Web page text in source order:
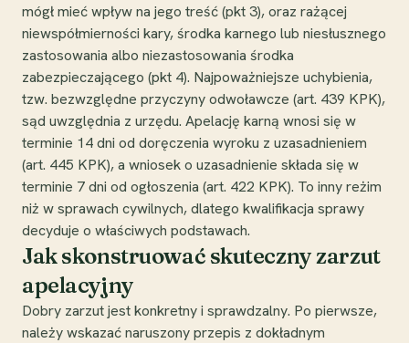
mógł mieć wpływ na jego treść (pkt 3), oraz rażącej
niewspółmierności kary, środka karnego lub niesłusznego
zastosowania albo niezastosowania środka
zabezpieczającego (pkt 4). Najpoważniejsze uchybienia,
tzw. bezwzględne przyczyny odwoławcze (art. 439 KPK),
sąd uwzględnia z urzędu. Apelację karną wnosi się w
terminie 14 dni od doręczenia wyroku z uzasadnieniem
(art. 445 KPK), a wniosek o uzasadnienie składa się w
terminie 7 dni od ogłoszenia (art. 422 KPK). To inny reżim
niż w sprawach cywilnych, dlatego kwalifikacja sprawy
decyduje o właściwych podstawach.
Jak skonstruować skuteczny zarzut
apelacyjny
Dobry zarzut jest konkretny i sprawdzalny. Po pierwsze,
należy wskazać naruszony przepis z dokładnym